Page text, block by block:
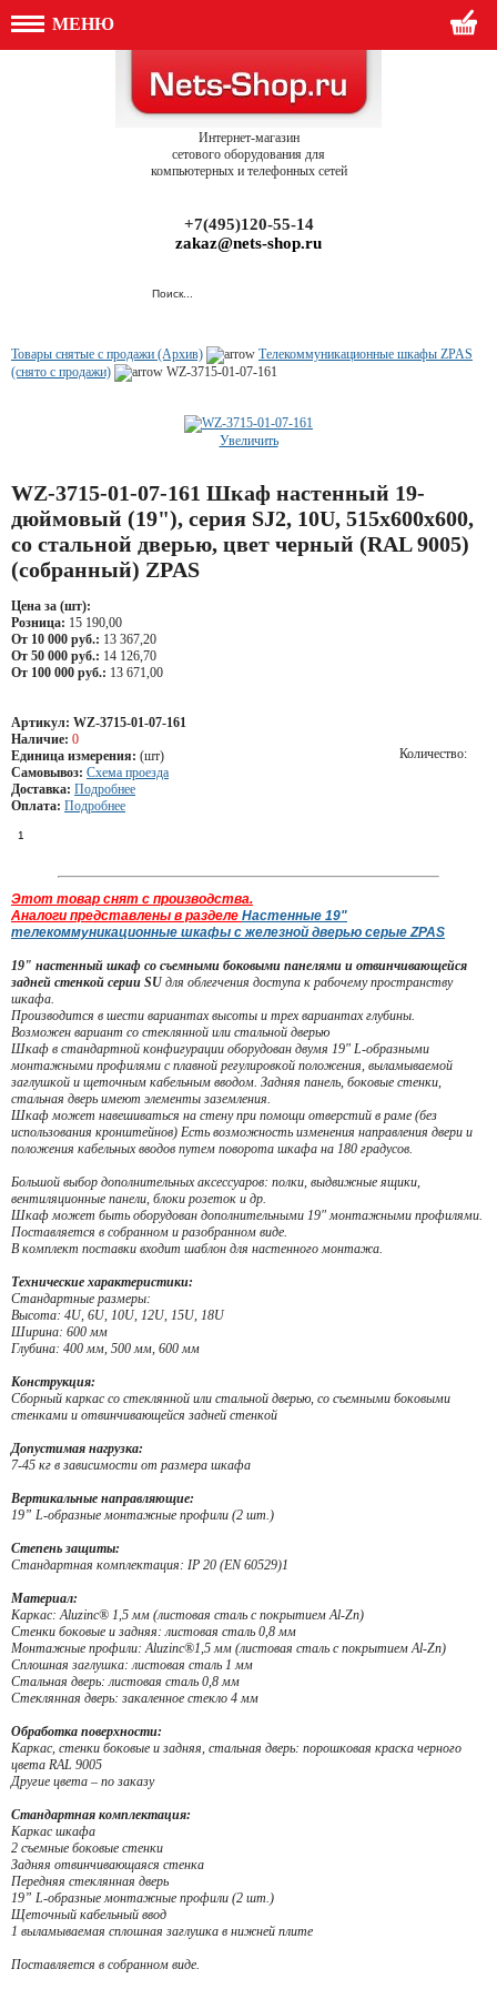
МЕНЮ
Интернет-магазин
сетового оборудования для
компьютерных и телефонных сетей
+7(495)120-55-14
zakaz@nets-shop.ru
Товары снятые с продажи (Архив)
Телекоммуникационные шкафы ZPAS
(снято с продажи)
WZ-3715-01-07-161
Увеличить
WZ-3715-01-07-161 Шкаф настенный 19-
дюймовый (19"), серия SJ2, 10U, 515x600х600,
со стальной дверью, цвет черный (RAL 9005)
(собранный) ZPAS
Цена за (шт):
Розница: 15 190,00
От 10 000 руб.: 13 367,20
От 50 000 руб.: 14 126,70
От 100 000 руб.: 13 671,00
Артикул: WZ-3715-01-07-161
Наличие: 0
Единица измерения: (шт)
Самовывоз: Схема проезда
Доставка: Подробнее
Оплата: Подробнее
Количество:
Этот товар снят с производства.
Аналоги представлены в разделе Настенные 19"
телекоммуникационные шкафы с железной дверью серые ZPAS
19" настенный шкаф со съемными боковыми панелями и отвинчивающейся
задней стенкой серии SU для облегчения доступа к рабочему пространству
шкафа.
Производится в шести вариантах высоты и трех вариантах глубины.
Возможен вариант со стеклянной или стальной дверью
Шкаф в стандартной конфигурации оборудован двумя 19" L-образными
монтажными профилями с плавной регулировкой положения, выламываемой
заглушкой и щеточным кабельным вводом. Задняя панель, боковые стенки,
стальная дверь имеют элементы заземления.
Шкаф может навешиваться на стену при помощи отверстий в раме (без
использования кронштейнов) Есть возможность изменения направления двери и
положения кабельных вводов путем поворота шкафа на 180 градусов.
Большой выбор дополнительных аксессуаров: полки, выдвижные ящики,
вентиляционные панели, блоки розеток и др.
Шкаф может быть оборудован дополнительными 19" монтажными профилями.
Поставляется в собранном и разобранном виде.
В комплект поставки входит шаблон для настенного монтажа.
Технические характеристики:
Стандартные размеры:
Высота: 4U, 6U, 10U, 12U, 15U, 18U
Ширина: 600 мм
Глубина: 400 мм, 500 мм, 600 мм
Конструкция:
Сборный каркас со стеклянной или стальной дверью, со съемными боковыми
стенками и отвинчивающейся задней стенкой
Допустимая нагрузка:
7-45 кг в зависимости от размера шкафа
Вертикальные направляющие:
19” L-образные монтажные профили (2 шт.)
Степень защиты:
Стандартная комплектация: IP 20 (EN 60529)1
Материал:
Каркас: Aluzinc® 1,5 мм (листовая сталь с покрытием Al-Zn)
Стенки боковые и задняя: листовая сталь 0,8 мм
Монтажные профили: Aluzinc®1,5 мм (листовая сталь с покрытием Al-Zn)
Сплошная заглушка: листовая сталь 1 мм
Стальная дверь: листовая сталь 0,8 мм
Стеклянная дверь: закаленное стекло 4 мм
Обработка поверхности:
Каркас, стенки боковые и задняя, стальная дверь: порошковая краска черного
цвета RAL 9005
Другие цвета – по заказу
Стандартная комплектация:
Каркас шкафа
2 съемные боковые стенки
Задняя отвинчивающаяся стенка
Передняя стеклянная дверь
19” L-образные монтажные профили (2 шт.)
Щеточный кабельный ввод
1 выламываемая сплошная заглушка в нижней плите
Поставляется в собранном виде.